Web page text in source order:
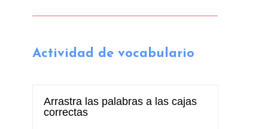
Actividad de vocabulario